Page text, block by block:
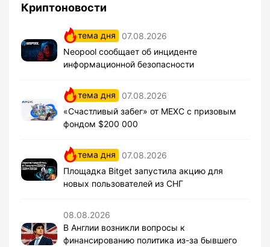
Криптоновости
тема дня
07.08.2026
Neopool сообщает об инциденте
информационной безопасности
тема дня
07.08.2026
«Счастливый забег» от MEXC с призовым
фондом $200 000
тема дня
07.08.2026
Площадка Bitget запустила акцию для
новых пользователей из СНГ
08.08.2026
В Англии возникли вопросы к
финансированию политика из-за бывшего